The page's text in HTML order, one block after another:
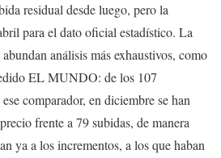
residual desde luego, pero la
para el dato oficial estadístico. La
análisis más exhaustivos, como
EL MUNDO: de los 107
comparador, en diciembre se han
frente a 79 subidas, de manera
ya a los incrementos, a los que haban